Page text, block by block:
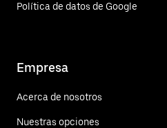
Política de datos de Google
Empresa
Acerca de nosotros
Nuestras opciones